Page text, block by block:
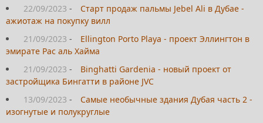
22/09/2023 -
Старт продаж пальмы Jebel Ali в Дубае -
ажиотаж на покупку вилл
21/09/2023 -
Ellington Porto Playa - проект Эллингтон в
эмирате Рас аль Хайма
21/09/2023 -
Binghatti Gardenia - новый проект от
застройщика Бингатти в районе JVC
13/09/2023 -
Самые необычные здания Дубая часть 2 -
изогнутые и полукруглые